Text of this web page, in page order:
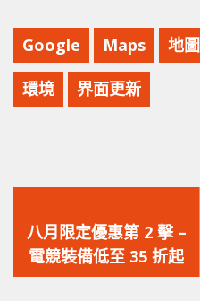
Google Maps 地圖
環境 界面更新
一
篇
文
八月限定優惠第 2 擊 –
電競裝備低至 35 折起